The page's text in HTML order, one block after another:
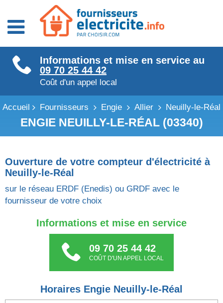
Fournisseurs énergie
Fournisseurs électricité
Fournisseurs gaz
Informations et mise en service au
09 70 25 44 42
Coût d'un appel local
Accueil Fournisseurs Engie Allier Neuilly-le-Réal
ENGIE NEUILLY-LE-RÉAL (03340)
Ouverture de votre compteur d'électricité à
Neuilly-le-Réal
sur le réseau ERDF (Enedis) ou GRDF avec le
fournisseur de votre choix
Informations et mise en service
09 70 25 44 42
COÛT D'UN APPEL LOCAL
Horaires Engie Neuilly-le-Réal